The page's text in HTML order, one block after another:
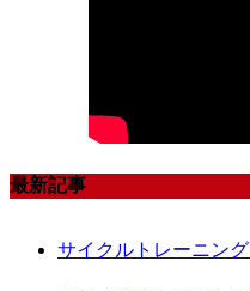
最新記事
サイクルトレーニン